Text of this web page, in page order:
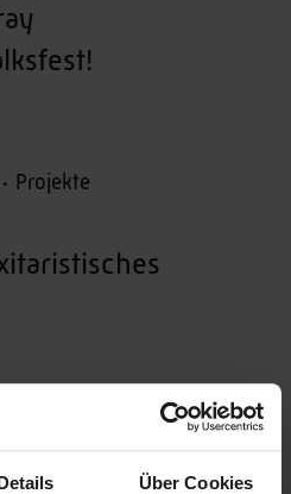
Über Cookies
Projekte
Upgrade